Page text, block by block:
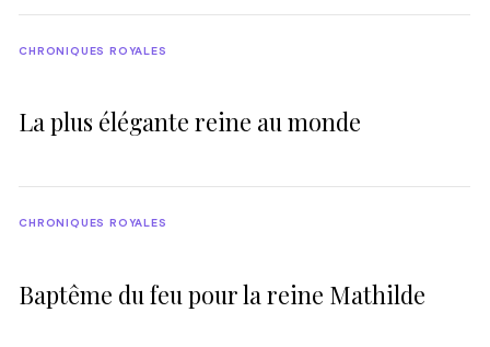
La plus élégante reine au monde
CHRONIQUES ROYALES
Baptême du feu pour la reine Mathilde
CHRONIQUES ROYALES